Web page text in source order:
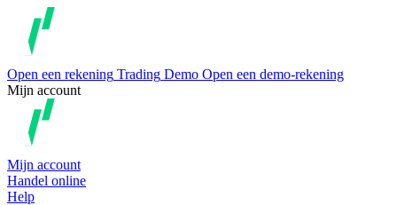
Open een rekening Trading Demo Open een demo-rekening
Mijn account
Mijn account
Handel online
Help